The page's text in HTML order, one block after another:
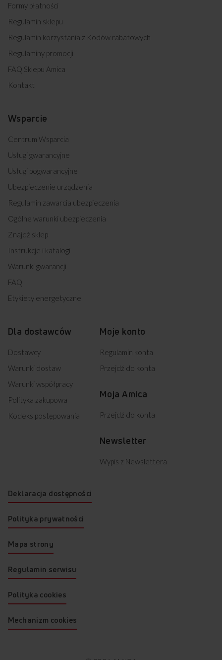
Formy płatności
Regulamin sklepu
Regulamin korzystania z Kodów rabatowych
Regulaminy promocji
FAQ Sklepu Amica
Kontakt
Wsparcie
Centrum Wsparcia
Usługi gwarancyjne
Usługi pogwarancyjne
Ubezpieczenie urządzenia
Regulamin zawarcia ubezpieczenia
Ogólne warunki ubezpieczenia
Znajdź sklep
Instrukcje i katalogi
Warunki gwarancji
FAQ
Etykiety energetyczne
Dla dostawców
Dostawcy
Warunki dostaw
Warunki współpracy
Polityka zakupowa
Kodeks postępowania
Moje konto
Regulamin konta
Przejdź do konta
Moja Amica
Przejdź do konta
Newsletter
Wypis z Newslettera
Deklaracja dostępności
Polityka prywatności
Mapa strony
Regulamin serwisu
Polityka cookies
Mechanizm cookies